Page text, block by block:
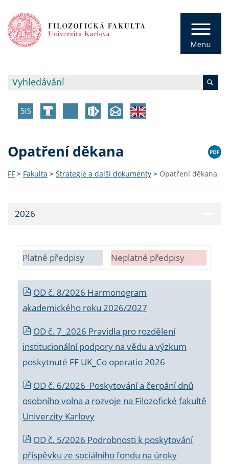
Opatření děkana
FF > Fakulta > Strategie a další dokumenty > Opatření děkana
2026
Platné předpisy Neplatné předpisy
OD č. 8/2026 Harmonogram
akademického roku 2026/2027
OD č. 7_2026 Pravidla pro rozdělení
institucionální podpory na vědu a výzkum
poskytnuté FF UK_Co operatio 2026
OD č. 6/2026 Poskytování a čerpání dnů
osobního volna a rozvoje na Filozofické fakultě
Univerzity Karlovy
OD č. 5/2026 Podrobnosti k poskytování
příspěvku ze sociálního fondu na úroky